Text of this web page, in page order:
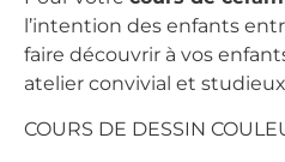
l’intention des enfants
faire découvrir à vos
atelier convivial et
COURS DE DESSIN